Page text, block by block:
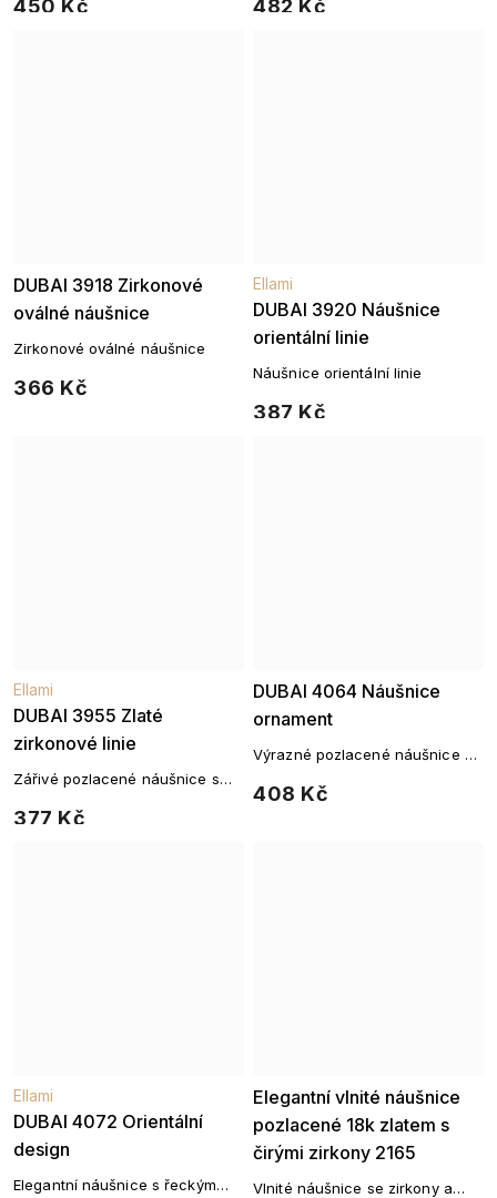
450 Kč 482 Kč
DUBAI 3918 Zirkonové
oválné náušnice
366 Kč
Zirkonové oválné náušnice
DUBAI 3920 Náušnice
orientální linie
Ellami
387 Kč
Náušnice orientální linie
DUBAI 3955 Zlaté
zirkonové linie
Ellami
377 Kč
Zářivé pozlacené náušnice s
DUBAI 4064 Náušnice
ornament
408 Kč
Výrazné pozlacené náušnice s
zirkony
DUBAI 4072 Orientální
design
Ellami
Elegantní náušnice s řeckým
Elegantní vlnité náušnice
pozlacené 18k zlatem s
čirými zirkony 2165
Vlnité náušnice se zirkony a